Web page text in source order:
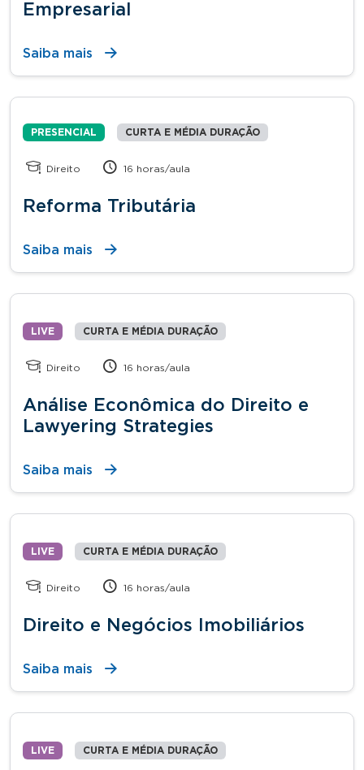
Empresarial
Saiba mais
PRESENCIAL CURTA E MÉDIA DURAÇÃO
Direito 16 horas/aula
Reforma Tributária
Saiba mais
LIVE CURTA E MÉDIA DURAÇÃO
Direito 16 horas/aula
Análise Econômica do Direito e
Lawyering Strategies
Saiba mais
LIVE CURTA E MÉDIA DURAÇÃO
Direito 16 horas/aula
Direito e Negócios Imobiliários
Saiba mais
LIVE CURTA E MÉDIA DURAÇÃO